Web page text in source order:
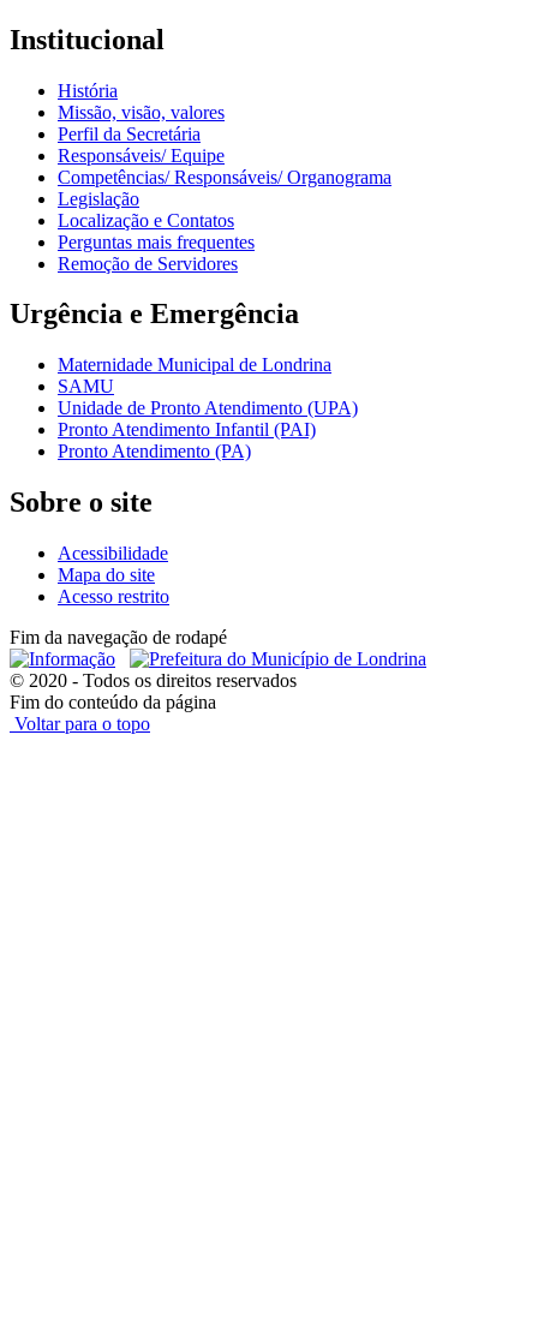
Institucional
História
Missão, visão, valores
Perfil da Secretária
Responsáveis/ Equipe
Competências/ Responsáveis/ Organograma
Legislação
Localização e Contatos
Perguntas mais frequentes
Remoção de Servidores
Urgência e Emergência
Maternidade Municipal de Londrina
SAMU
Unidade de Pronto Atendimento (UPA)
Pronto Atendimento Infantil (PAI)
Pronto Atendimento (PA)
Sobre o site
Acessibilidade
Mapa do site
Acesso restrito
Fim da navegação de rodapé
© 2020 - Todos os direitos reservados
Fim do conteúdo da página
Voltar para o topo